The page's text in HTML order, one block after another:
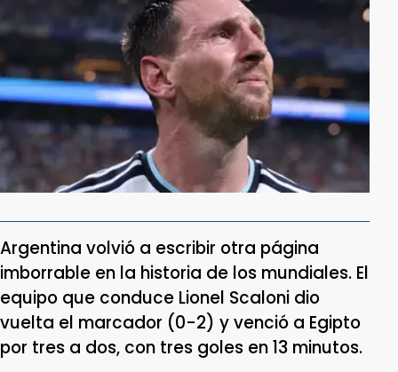
Argentina volvió a escribir otra página
imborrable en la historia de los mundiales. El
equipo que conduce Lionel Scaloni dio
vuelta el marcador (0-2) y venció a Egipto
por tres a dos, con tres goles en 13 minutos.